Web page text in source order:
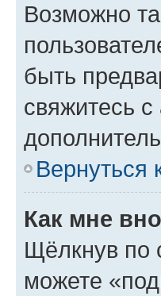
Возможно
быть
свяжитесь
Вернуться
Как мне
Щёлкнув по
можете